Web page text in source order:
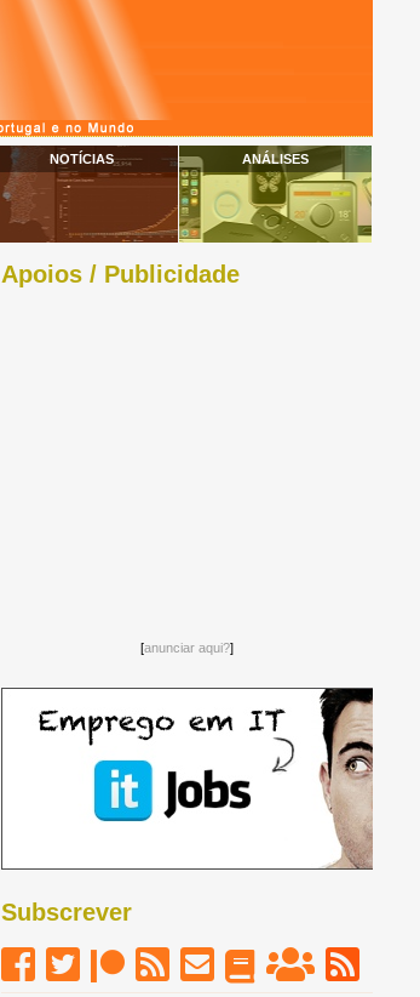
NOTÍCIAS ANÁLISES
Apoios / Publicidade
[anunciar aqui?]
Subscrever